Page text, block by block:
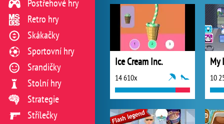
Ice Cream Inc.
14 610x
My
10
Postřehové hry
Retro hry
Skákačky
Sportovní hry
Srandičky
Stolní hry
Strategie
Střílečky